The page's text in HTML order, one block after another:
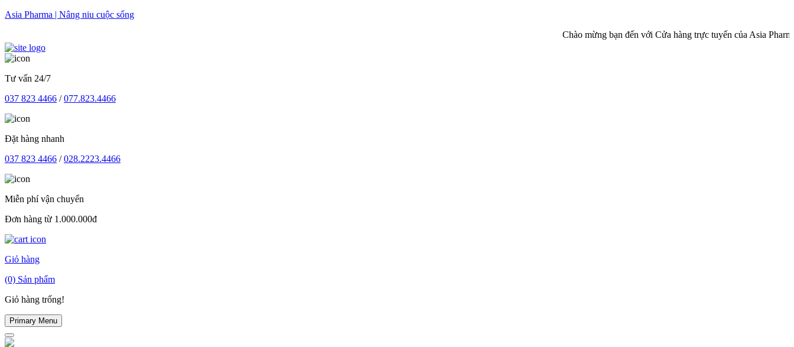
Skip
Asia Pharma | Nâng niu cuộc sống
Chào mừng bạn đến với Cửa hàng trực tuyến của Asia Pharma
Tư vấn 24/7
037 823 4466 /077.823.4466
Đặt hàng nhanh
037 823 4466 /028.2223.4466
Miễn phí vận chuyển
Đơn hàng từ 1.000.000đ
Giỏ hàng
(0) Sản phẩm
Giỏ hàng trống!
Primary Menu